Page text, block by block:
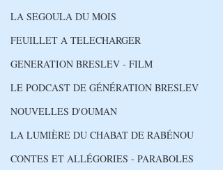
LA SEGOULA DU MOIS
FEUILLET A TELECHARGER
GENERATION BRESLEV - FILM
LE PODCAST DE GÉNÉRATION BRESLEV
NOUVELLES D'OUMAN
LA LUMIÈRE DU CHABAT DE RABÉNOU
CONTES ET ALLÉGORIES - PARABOLES